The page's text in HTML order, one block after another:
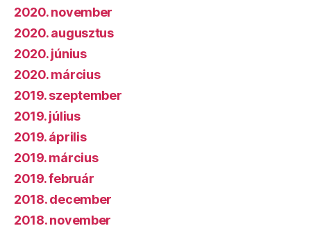
2020. november
2020. augusztus
2020. június
2020. március
2019. szeptember
2019. július
2019. április
2019. március
2019. február
2018. december
2018. november